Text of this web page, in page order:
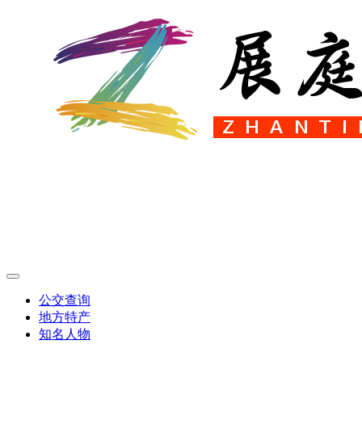
公交查询
地方特产
知名人物